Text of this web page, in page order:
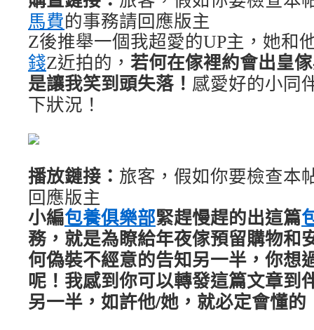
馬費的事務請回應版主
Z後推舉一個我超愛的UP主，她和
錢Z近拍的， 若何在傢裡約會出皇
是讓我笑到頭失落！ 感愛好的小同
下狀況！
播放鏈接： 旅客，假如你要檢查本
回應版主
小編包養俱樂部緊趕慢趕的出這篇
務，就是為瞭給年夜傢預留購物和
何偽裝不經意的告知另一半，你想
呢！我感到你可以轉發這篇文章到
另一半，如許他/她，就必定會懂的